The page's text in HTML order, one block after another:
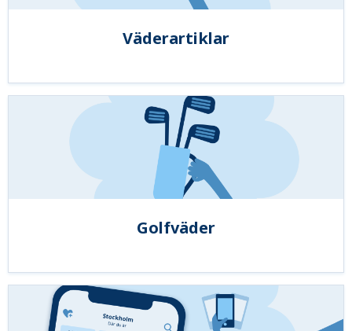
Väderartiklar
Golfväder